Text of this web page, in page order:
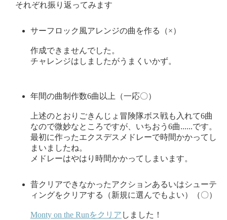
それぞれ振り返ってみます
サーフロック風アレンジの曲を作る（×）
作成できませんでした。
チャレンジはしましたがうまくいかず。
年間の曲制作数6曲以上（一応〇）
上述のとおりごきんじょ冒険隊ボス戦も入れて6曲
なので微妙なところですが、いちおう6曲......です。
最初に作ったエクスデスメドレーで時間かかってし
まいましたね。
メドレーはやはり時間かかってしまいます。
昔クリアできなかったアクションあるいはシューテ
ィングをクリアする（新規に選んでもよい）（〇）
Monty on the Runをクリア しました！